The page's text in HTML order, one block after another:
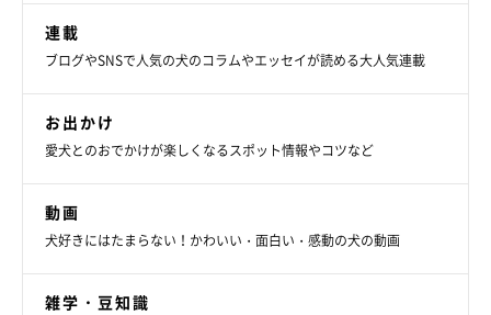
連載
ブログやSNSで人気の犬のコラムやエッセイが読める大人気連載
お出かけ
愛犬とのおでかけが楽しくなるスポット情報やコツなど
動画
犬好きにはたまらない！かわいい・面白い・感動の犬の動画
雑学・豆知識